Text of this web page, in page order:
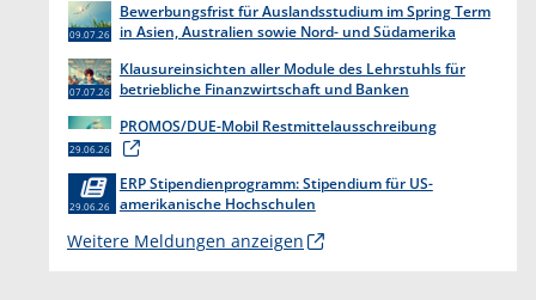
Bewerbungsfrist für Auslandsstudium im Spring Term
in Asien, Australien sowie Nord- und Südamerika
09.07.26
Klausureinsichten aller Module des Lehrstuhls für
betriebliche Finanzwirtschaft und Banken
07.07.26
PROMOS/DUE-Mobil Restmittelausschreibung
29.06.26
ERP Stipendienprogramm: Stipendium für US-
amerikanische Hochschulen
29.06.26
Weitere Meldungen anzeigen